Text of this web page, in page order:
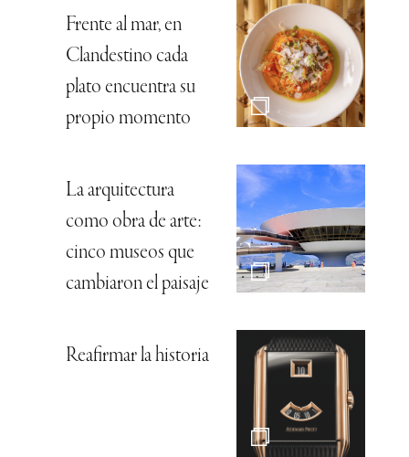
Frente al mar, en
Clandestino cada
plato encuentra su
propio momento
La arquitectura
como obra de arte:
cinco museos que
cambiaron el paisaje
Reafirmar la historia